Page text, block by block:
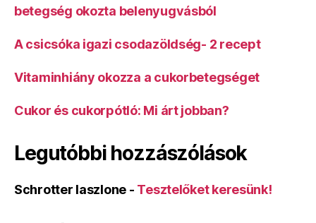
betegség okozta belenyugvásból
A csicsóka igazi csodazöldség- 2 recept
Vitaminhiány okozza a cukorbetegséget
Cukor és cukorpótló: Mi árt jobban?
Legutóbbi hozzászólások
Schrotter laszlone - Tesztelőket keresünk!